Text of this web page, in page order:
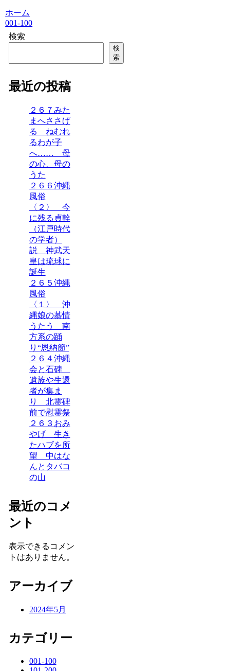
ホーム
001-100
検索
検
索
最近の投稿
２６７みた
まへささげ
る ねむれ
るわが子
へ…… 母
の心、母の
うた
２６６沖縄
風俗
〈２〉 今
に残る貞幹
（江戸時代
の学者）
説 神武天
皇は琉球に
誕生
２６５沖縄
風俗
〈１〉 沖
縄娘の慕情
うたう 南
方系の踊
り“恩納節”
２６４沖縄
会と石碑
遺族や生還
者が集ま
り 北霊碑
前で慰霊祭
２６３おみ
やげ 生き
たハブを所
望 中はな
んとタバコ
の山
最近のコメ
ント
表示できるコメン
トはありません。
アーカイブ
2024年5月
カテゴリー
001-100